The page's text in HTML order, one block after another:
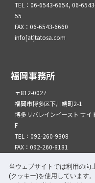
当ウェブサイトでは利用の向
(クッキー)を使用しています
TEL：06-6543-6654, 06-
55
FAX：06-6543-6660
info[at]tatosa.com
福岡事務所
〒812-0027
福岡市博多区下川端町2-1
博多リバレインイースト サイ
F
TEL：092-260-9308
FAX：092-260-8181